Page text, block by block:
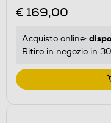
€ 169,00
Acquisto online:
Ritiro in negozio in